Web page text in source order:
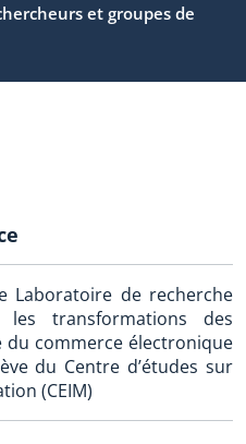
et groupes de
Laboratoire de recherche
transformations des
du commerce électronique
du Centre d’études sur
(CEIM)